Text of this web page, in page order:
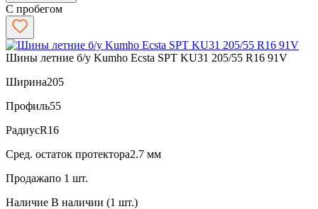
С пробегом
Шины летние б/у Kumho Ecsta SPT KU31 205/55 R16 91V
Ширина205
Профиль55
РадиусR16
Сред. остаток протектора2.7 мм
Продажапо 1 шт.
Наличие В наличии (1 шт.)